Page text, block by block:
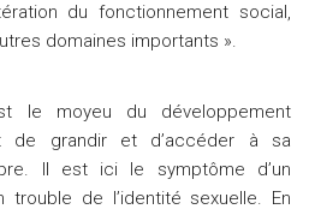
du fonctionnement social,
domaines importants ».
le moyeu du développement
de grandir et d’accéder à sa
Il est ici le symptôme d’un
trouble de l’identité sexuelle. En